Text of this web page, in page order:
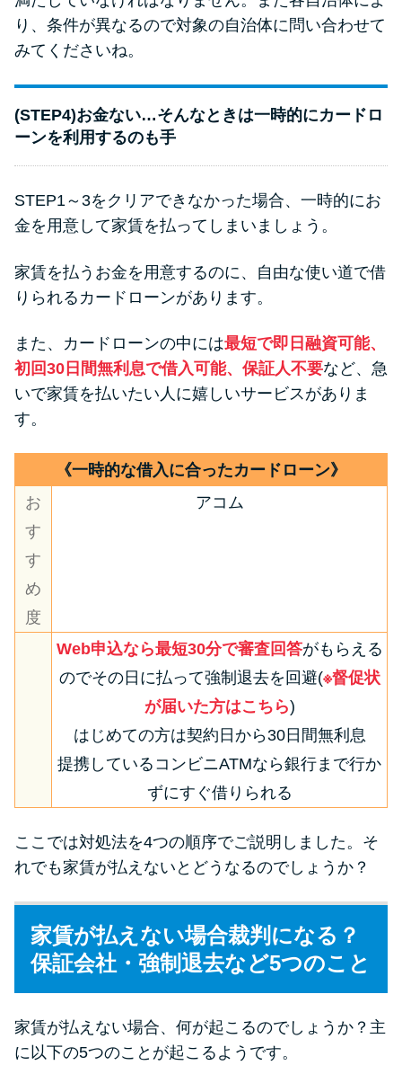
り、条件が異なるので対象の自治体に問い合わせて
みてくださいね。
(STEP4)お金ない…そんなときは一時的にカードロ
ーンを利用するのも手
STEP1～3をクリアできなかった場合、一時的にお
金を用意して家賃を払ってしまいましょう。
家賃を払うお金を用意するのに、自由な使い道で借
りられるカードローンがあります。
また、カードローンの中には最短で即日融資可能、
初回30日間無利息で借入可能、保証人不要など、急
いで家賃を払いたい人に嬉しいサービスがありま
す。
《一時的な借入に合ったカードローン》
お
す
す
め
度
アコム
Web申込なら最短30分で審査回答がもらえる
のでその日に払って強制退去を回避(※督促状
が届いた方はこちら)
はじめての方は契約日から30日間無利息
提携しているコンビニATMなら銀行まで行か
ずにすぐ借りられる
ここでは対処法を4つの順序でご説明しました。そ
れでも家賃が払えないとどうなるのでしょうか？
家賃が払えない場合裁判になる？
保証会社・強制退去など5つのこと
家賃が払えない場合、何が起こるのでしょうか？主
に以下の5つのことが起こるようです。